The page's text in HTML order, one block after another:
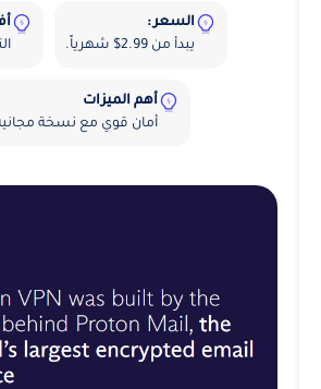
السعر :
يبدأ من 2.99$ شهرياً.
أهم الميزات
أمان قوي مع نسخة